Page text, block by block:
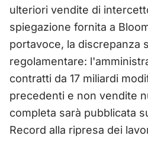
ulteriori vendite di
spiegazione fornita a
portavoce, la discrepanza
regolamentare:
contratti da 17 miliardi
precedenti e non vendite
completa sarà pubblicata
Record alla ripresa dei